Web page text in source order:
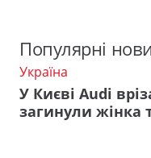
Популярні
Україна
У Києві Audi
загинули жінка